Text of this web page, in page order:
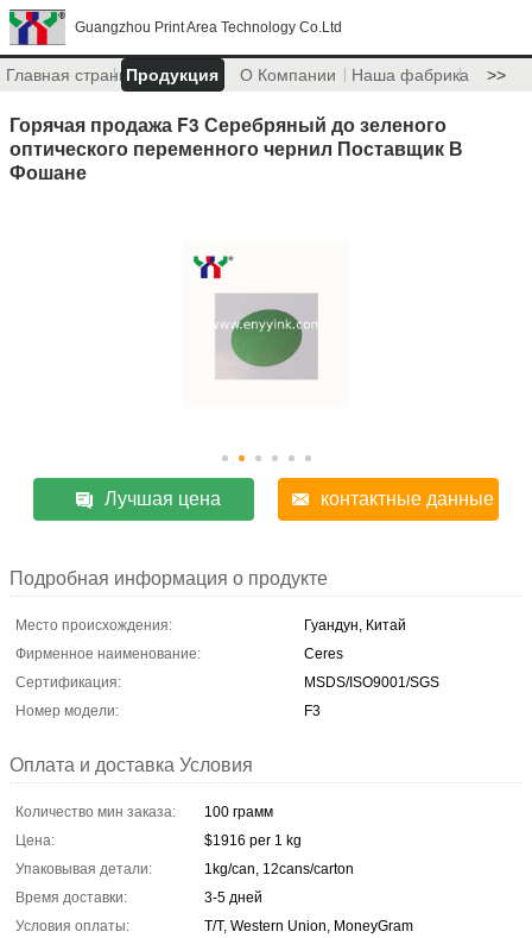
Guangzhou Print Area Technology Co.Ltd
Главная страницаПродукция О Компании Наша фабрика >>
Горячая продажа F3 Серебряный до зеленого
оптического переменного чернил Поставщик В
Фошане
Лучшая цена контактные данные
Подробная информация о продукте
Место происхождения:
Гуандун, Китай
Фирменное наименование:
Ceres
Сертификация:
MSDS/ISO9001/SGS
Номер модели:
F3
Оплата и доставка Условия
Количество мин заказа:
100 грамм
Цена:
$1916 per 1 kg
Упаковывая детали:
1kg/can, 12cans/carton
Время доставки:
3-5 дней
Условия оплаты:
T/T, Western Union, MoneyGram